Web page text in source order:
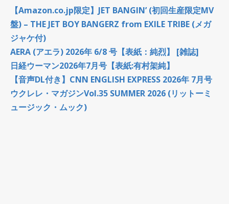
【Amazon.co.jp限定】JET BANGIN’ (初回生産限定MV
盤) – THE JET BOY BANGERZ from EXILE TRIBE (メガ
ジャケ付)
AERA (アエラ) 2026年 6/8 号【表紙：純烈】 [雑誌]
日経ウーマン2026年7月号【表紙:有村架純】
【音声DL付き】CNN ENGLISH EXPRESS 2026年 7月号
ウクレレ・マガジンVol.35 SUMMER 2026 (リットーミ
ュージック・ムック)